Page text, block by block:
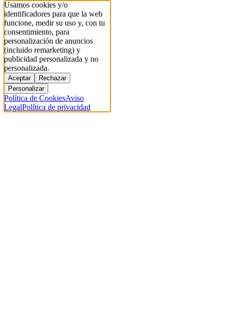
Usamos cookies y/o
identificadores para que la web
funcione, medir su uso y, con tu
consentimiento, para
personalización de anuncios
(incluido remarketing) y
publicidad personalizada y no
personalizada.
Aceptar
Rechazar
Personalizar
Política de CookiesAviso
LegalPolítica de privacidad